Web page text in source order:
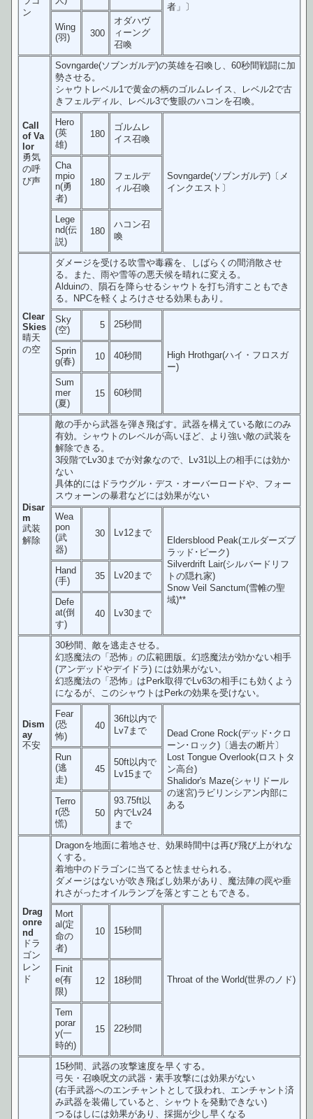
ン
者」〕
Wing
(羽)
300
オダハヴ
ィーング
召喚
Call
of Va
lor
勇気
の呼
び声
Sovngarde(ソブンガルデ)の英雄を召喚し、60秒間戦闘に加
勢させる。
シャウトレベル1で黄金の柄のゴルムレイス、レベル2で古
きフェルディル、レベル3で隻眼のハコンを召喚。
Hero
(英
雄)
180
ゴルムレ
イス召喚
Sovngarde(ソブンガルデ)〔メ
インクエスト〕
Cha
mpio
n(勇
者)
180
フェルデ
ィル召喚
Lege
nd(伝
説)
180
ハコン召
喚
Clear
Skies
晴天
の空
ダメージを受ける吹雪や毒霧を、しばらくの間消散させ
る。また、雨や雪等の悪天候を晴れに変える。
Alduinの、隕石を降らせるシャウトを打ち消すこともでき
る。NPCを軽くよろけさせる効果もあり。
Sky
(空)
5 25秒間
High Hrothgar(ハイ・フロスガ
ー)
Sprin
g(春)
10 40秒間
Sum
mer
(夏)
15 60秒間
Disar
m
武装
解除
敵の手から武器を弾き飛ばす。武器を構えている敵にのみ
有効。シャウトのレベルが高いほど、より強い敵の武装を
解除できる。
3段階でLv30までが対象なので、Lv31以上の相手には効か
ない
具体的にはドラウグル・デス・オーバーロードや、フォー
スウォーンの暴君などには効果がない
Wea
pon
(武
器)
30 Lv12まで
Eldersblood Peak(エルダーズブ
ラッド･ピーク)
Silverdrift Lair(シルバードリフ
トの隠れ家)
Snow Veil Sanctum(雪帷の聖
域)**
Hand
(手)
35 Lv20まで
Defe
at(倒
す)
40 Lv30まで
Dism
ay
不安
30秒間、敵を逃走させる。
幻惑魔法の「恐怖」の広範囲版。幻惑魔法が効かない相手
(アンデッドやデイドラ) には効果がない。
幻惑魔法の「恐怖」はPerk取得でLv63の相手にも効くよう
になるが、このシャウトはPerkの効果を受けない。
Fear
(恐
怖)
40
36ft以内で
Lv7まで
Dead Crone Rock(デッド･クロ
ーン･ロック)〔過去の断片〕
Lost Tongue Overlook(ロストタ
ン高台)
Shalidor's Maze(シャリドール
の迷宮)ラビリンシアン内部に
ある
Run
(逃
走)
45
50ft以内で
Lv15まで
Terro
r(恐
慌)
50
93.75ft以
内でLv24
まで
Drag
onre
nd
ドラ
ゴン
レン
ド
Dragonを地面に着地させ、効果時間中は再び飛び上がれな
くする。
着地中のドラゴンに当てると怯ませられる。
ダメージはないが吹き飛ばし効果があり、魔法陣の罠や垂
れさがったオイルランプを落とすこともできる。
Mort
al(定
命の
者)
10 15秒間
Throat of the World(世界のノド)
Finit
e(有
限)
12 18秒間
Tem
porar
y(一
時的)
15 22秒間
15秒間、武器の攻撃速度を早くする。
弓矢・召喚呪文の武器・素手攻撃には効果がない
(右手武器へのエンチャントとして扱われ、エンチャント済
み武器を装備していると、シャウトを発動できない)
つるはしには効果があり、採掘が少し早くなる